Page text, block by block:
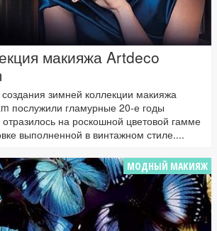
макияжа Artdeco
зимней коллекции макияжа
послужили гламурные 20-е годы
на роскошной цветовой гамме
выполненной в винтажном стиле....
МОДНЫЙ МАКИЯЖ